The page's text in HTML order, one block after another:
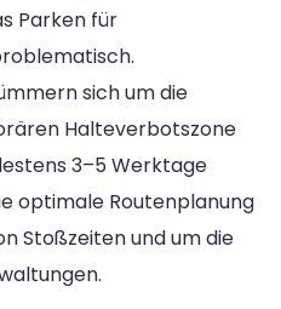
Parken für
sich um die
Halteverbotszone
3–5 Werktage
optimale Routenplanung
Stoßzeiten und um die